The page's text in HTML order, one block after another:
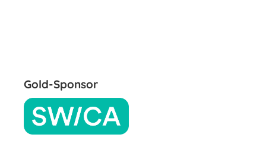
Gold-Sponsor